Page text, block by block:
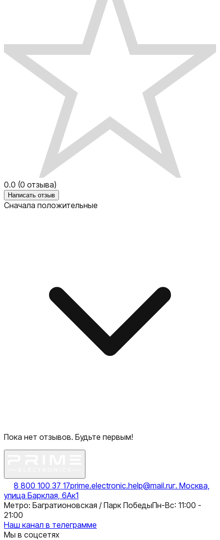
0.0 (0 отзыва)
Написать отзыв
Сначала положительные
Пока нет отзывов. Будьте первым!
8 800 100 37 17prime.electronic.help@mail.ruг. Москва,
улица Барклая, 6Ак1
Метро: Багратионовская / Парк ПобедыПн-Вс: 11:00 -
21:00
Наш канал в телеграмме
Мы в соцсетях